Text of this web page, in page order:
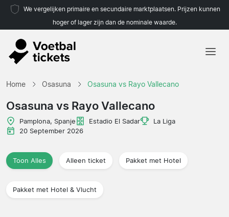
We vergelijken primaire en secundaire marktplaatsen. Prijzen kunnen
hoger of lager zijn dan de nominale waarde.
Home Osasuna Osasuna vs Rayo Vallecano
Osasuna vs Rayo Vallecano
Pamplona, Spanje Estadio El Sadar
La Liga
20 September 2026
Toon Alles Alleen ticket Pakket met Hotel
Pakket met Hotel & Vlucht